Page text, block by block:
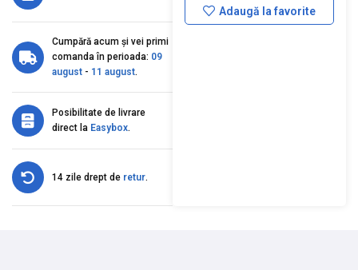
Cumpără acum și vei primi
comanda în perioada: 09
august - 11 august.
Posibilitate de livrare
direct la Easybox.
14 zile drept de retur.
Adaugă la favorite